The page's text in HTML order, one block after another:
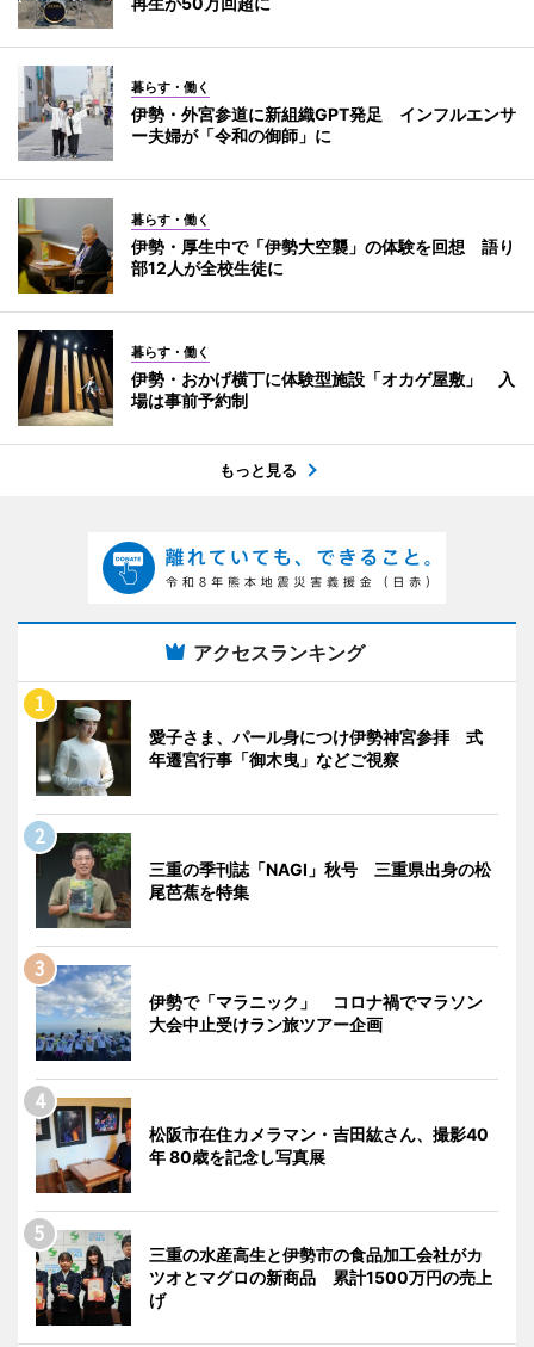
暮らす・働く
伊勢・外宮参道に新組織GPT発足 インフルエンサ
ー夫婦が「令和の御師」に
暮らす・働く
伊勢・厚生中で「伊勢大空襲」の体験を回想 語り
部12人が全校生徒に
暮らす・働く
伊勢・おかげ横丁に体験型施設「オカゲ屋敷」 入
場は事前予約制
もっと見る
アクセスランキング
愛子さま、パール身につけ伊勢神宮参拝 式
年遷宮行事「御木曳」などご視察
三重の季刊誌「NAGI」秋号 三重県出身の松
尾芭蕉を特集
伊勢で「マラニック」 コロナ禍でマラソン
大会中止受けラン旅ツアー企画
松阪市在住カメラマン・吉田紘さん、撮影40
年 80歳を記念し写真展
三重の水産高生と伊勢市の食品加工会社がカ
ツオとマグロの新商品 累計1500万円の売上
げ